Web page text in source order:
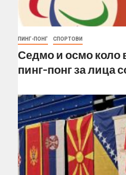
ПИНГ-ПОНГ СПОРТОВИ
Седмо и осмо коло
пинг-понг за лица